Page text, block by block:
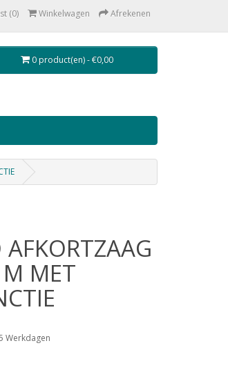
(0) Winkelwagen Afrekenen
0 product(en) - €0,00
MET
Werkdagen